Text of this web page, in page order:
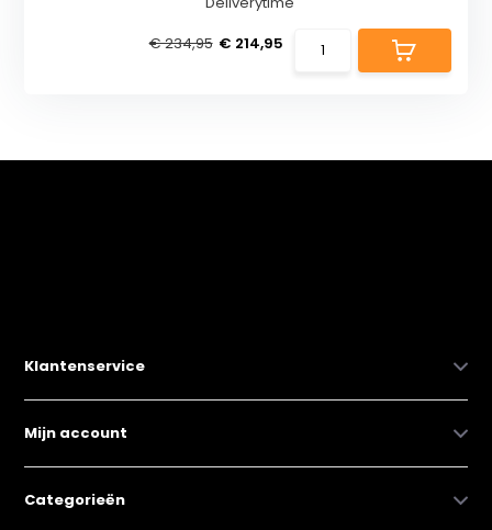
€ 234,95 € 214,95
Klantenservice
Mijn account
Categorieën